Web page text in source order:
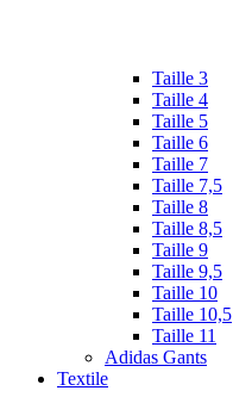
Taille 3
Taille 4
Taille 5
Taille 6
Taille 7
Taille 7,5
Taille 8
Taille 8,5
Taille 9
Taille 9,5
Taille 10
Taille 10,5
Taille 11
Adidas Gants
Textile